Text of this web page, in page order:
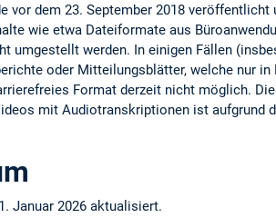
vor dem 23. September 2018
wie etwa Dateiformate aus
umgestellt werden. In einigen Fällen
oder Mitteilungsblätter, welche nur
Format derzeit nicht möglich.
mit Audiotranskriptionen ist aufgrund
Januar 2026 aktualisiert.